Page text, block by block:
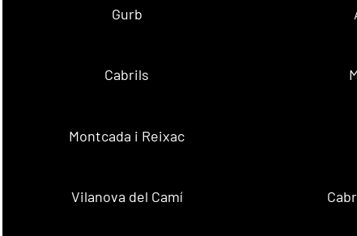
Gurb
Cabrils
Montcada i Reixac
Vilanova del Camí